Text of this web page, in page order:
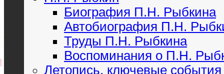
Биография П.Н. Рыбкина
Автобиография П.Н.
Труды П.Н. Рыбкина
Воспоминания о П.Н.
Летопись, ключевые события